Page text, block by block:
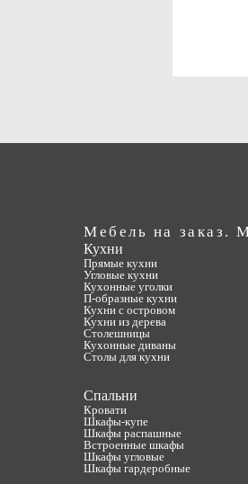
Мебель на заказ.
Кухни
Прямые кухни
Угловые кухни
Кухонные уголки
П-образные кухни
Кухни с островом
Кухни из дерева
Столешницы
Кухонные диваны
Столы для кухни
Спальни
Кровати
Шкафы-купе
Шкафы распашные
Встроенные шкафы
Шкафы угловые
Шкафы гардеробные